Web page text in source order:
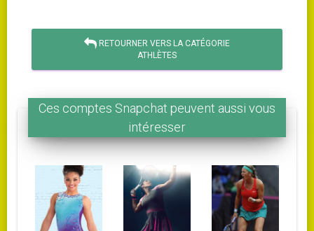
RETOURNER VERS LA CATÉGORIE
ATHLÈTES
Ces comptes Snapchat peuvent aussi vous
intéresser